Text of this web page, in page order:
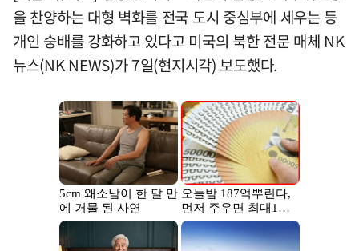
을 찬양하는 대형 벽화를 전국 도시 중심부에 세우는 등
개인 숭배를 강화하고 있다고 미국의 북한 전문 매체 NK
뉴스(NK NEWS)가 7일(현지시각) 보도했다.